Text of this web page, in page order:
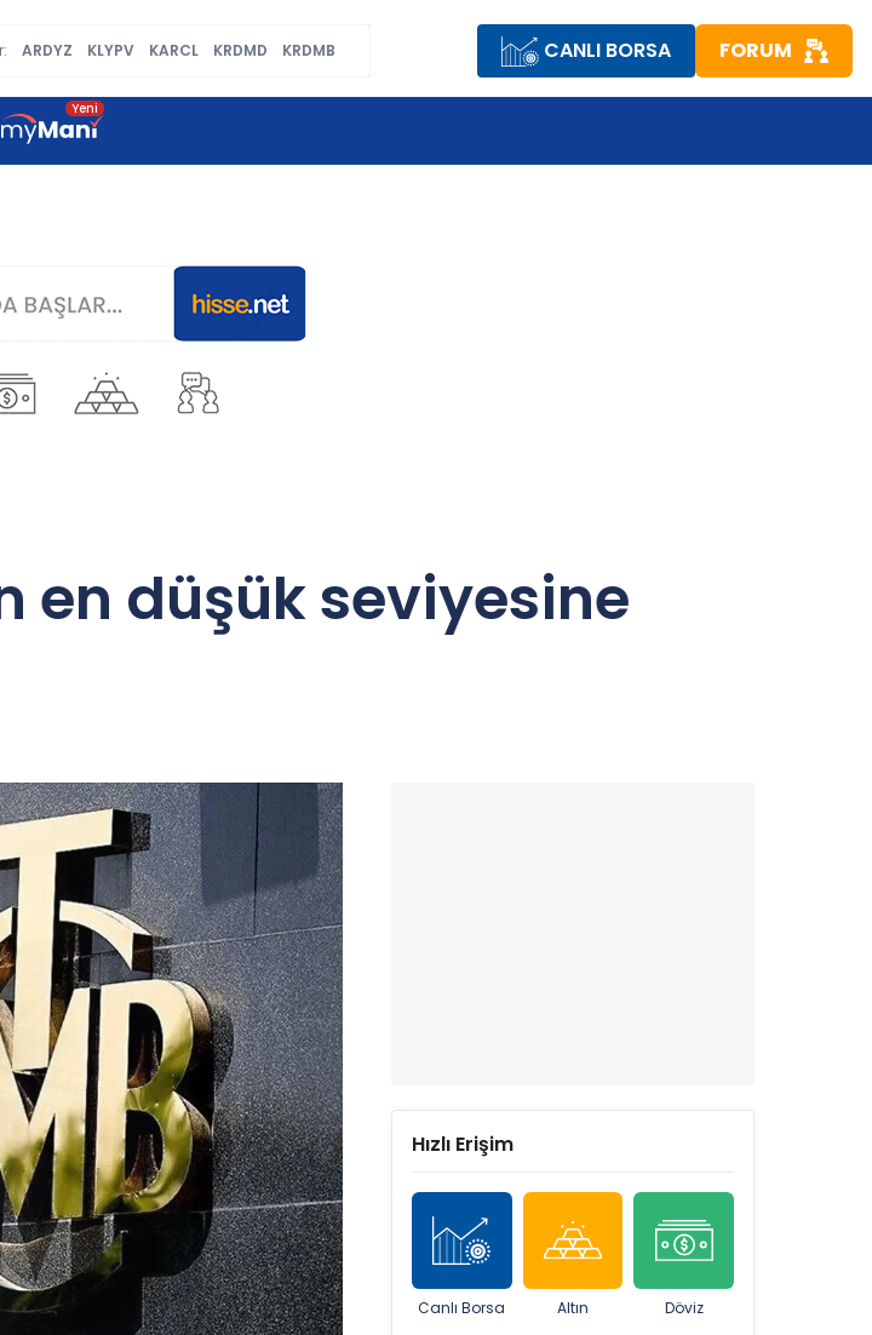
ARDYZ KLYPV KARCL KRDMD KRDMB CANLI BORSA FORUM
en düşük seviyesine
Hızlı Erişim
Canlı Borsa Altın Döviz